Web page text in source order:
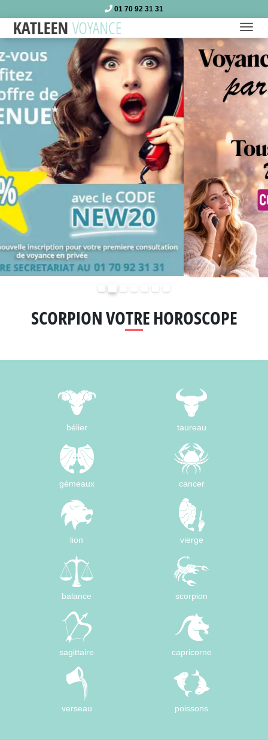
01 70 92 31 31
SCORPION VOTRE HOROSCOPE
bélier taureau
gémeaux cancer
lion vierge
balance scorpion
sagittaire capricorne
verseau poissons